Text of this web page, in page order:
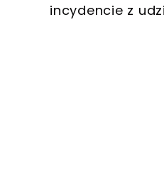
incydencie z